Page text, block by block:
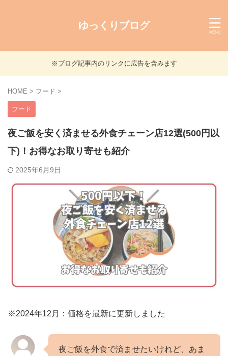
ゆっくりブログ
※ブログ記事内のリンクに広告を含みます
HOME > フード >
フード
夜ご飯を安く済ませる外食チェーン店12選(500円以
下)！お得なお取り寄せも紹介
2025年6月9日
※2024年12月：価格を最新に更新しました
夜ご飯を外食で済ませたいけれど、あま